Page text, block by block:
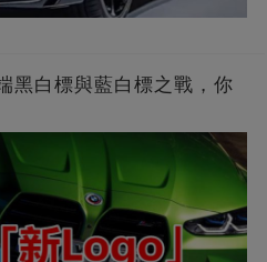
黑白標與藍白標之戰，你